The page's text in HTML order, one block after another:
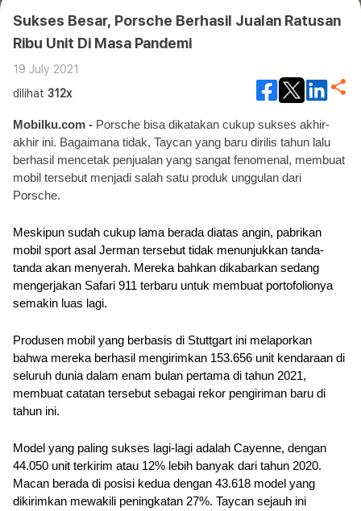
Sukses Besar, Porsche Berhasil Jualan Ratusan
Ribu Unit Di Masa Pandemi
19 July 2021
dilihat 312x
Mobilku.com - Porsche bisa dikatakan cukup sukses akhir-
akhir ini. Bagaimana tidak, Taycan yang baru dirilis tahun lalu
berhasil mencetak penjualan yang sangat fenomenal, membuat
mobil tersebut menjadi salah satu produk unggulan dari
Porsche.
Meskipun sudah cukup lama berada diatas angin, pabrikan
mobil sport asal Jerman tersebut tidak menunjukkan tanda-
tanda akan menyerah. Mereka bahkan dikabarkan sedang
mengerjakan Safari 911 terbaru untuk membuat portofolionya
semakin luas lagi.
Produsen mobil yang berbasis di Stuttgart ini melaporkan
bahwa mereka berhasil mengirimkan 153.656 unit kendaraan di
seluruh dunia dalam enam bulan pertama di tahun 2021,
membuat catatan tersebut sebagai rekor pengiriman baru di
tahun ini.
Model yang paling sukses lagi-lagi adalah Cayenne, dengan
44.050 unit terkirim atau 12% lebih banyak dari tahun 2020.
Macan berada di posisi kedua dengan 43.618 model yang
dikirimkan mewakili peningkatan 27%. Taycan sejauh ini